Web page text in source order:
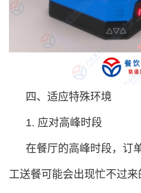
四、适应特殊环境
1. 应对高峰时段
在餐厅的高峰时段，订
工送餐可能会出现忙不过